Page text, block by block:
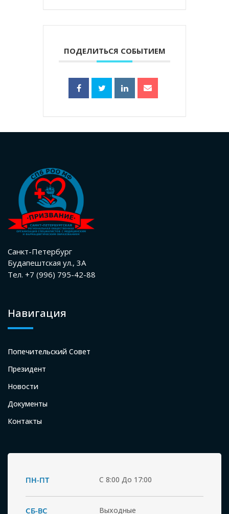
ПОДЕЛИТЬСЯ СОБЫТИЕМ
Санкт-Петербург
Будапештская ул., 3А
Тел. +7 (996) 795-42-88
Навигация
Попечительский Совет
Президент
Новости
Документы
Контакты
ПН-ПТ С 8:00 До 17:00
СБ-ВС Выходные